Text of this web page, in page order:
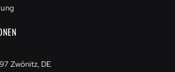
Zwönitz, DE